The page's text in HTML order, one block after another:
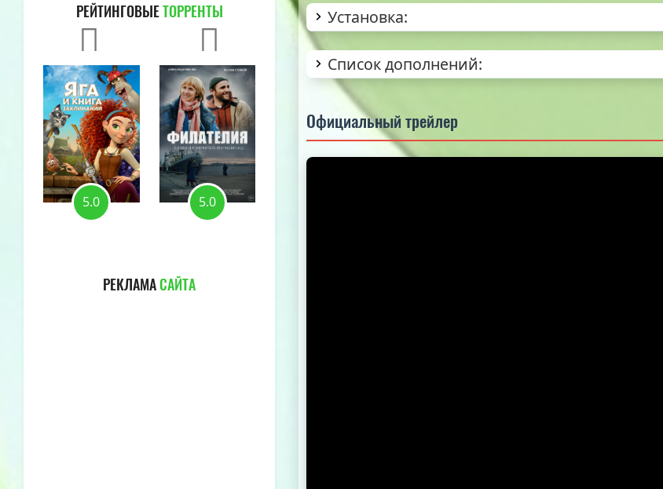
РЕЙТИНГОВЫЕТОРРЕНТЫ
5.0 5.0
РЕКЛАМАСАЙТА
Установка:
Список дополнений:
Официальный трейлер